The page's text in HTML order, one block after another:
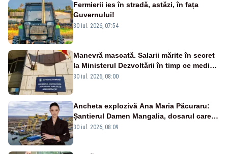
Fermierii ies în stradă, astăzi, în fața
Guvernului!
30 iul. 2026, 07:54
Manevră mascată. Salarii mărite în secret
la Ministerul Dezvoltării în timp ce medicii
ies în stradă
30 iul. 2026, 08:00
Ancheta explozivă Ana Maria Păcuraru:
Șantierul Damen Mangalia, dosarul care
scufundă apărarea României
30 iul. 2026, 08:09